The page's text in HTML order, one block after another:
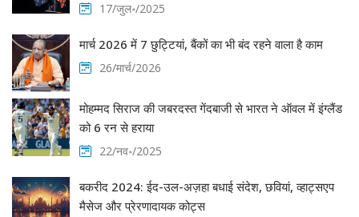
17/जुल॰/2025
मार्च 2026 में 7 छुट्टियां, बैंकों का भी बंद रहने वाला है काम
26/मार्च/2026
मोहम्मद सिराज की जबरदस्त गेंदबाजी से भारत ने ऑवल में इंग्लैंड
को 6 रन से हराया
22/नव॰/2025
बकरीद 2024: ईद-उल-अज़हा बधाई संदेश, छवियां, व्हाट्सएप
मैसेज और प्रेरणादायक कोट्स